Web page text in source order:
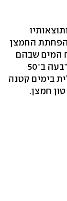
הפחתת החמצן
המים שבהם
אין חמצן כלל באוקיאנוסים עלה פי ארבעה ב־50
בימים קטנה